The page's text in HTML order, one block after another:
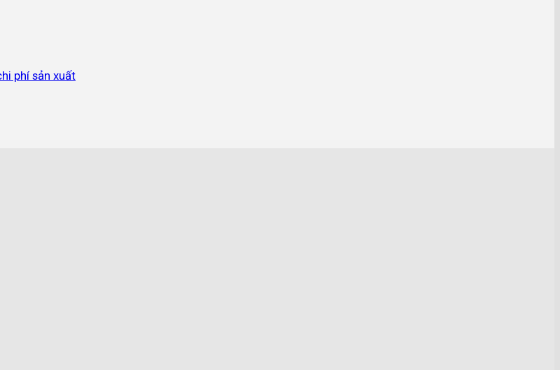
phí sản xuất